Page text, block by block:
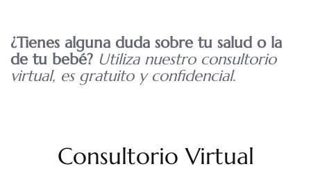
¿Tienes alguna duda sobre tu salud o la
de tu bebé? Utiliza nuestro consultorio
virtual, es gratuito y confidencial.
Consultorio Virtual